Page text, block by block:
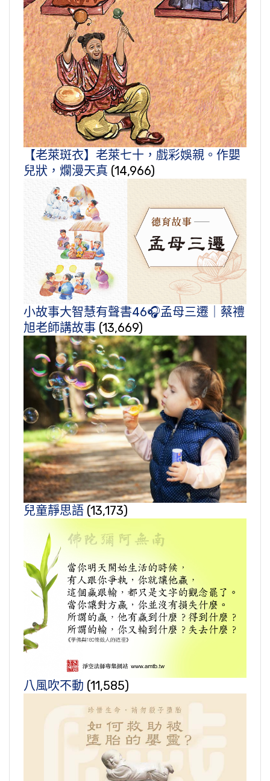
【老萊斑衣】老萊七十，戲彩娛親。作嬰
兒狀，爛漫天真 (14,966)
小故事大智慧有聲書46🎧孟母三遷｜蔡禮
旭老師講故事 (13,669)
兒童靜思語 (13,173)
八風吹不動 (11,585)